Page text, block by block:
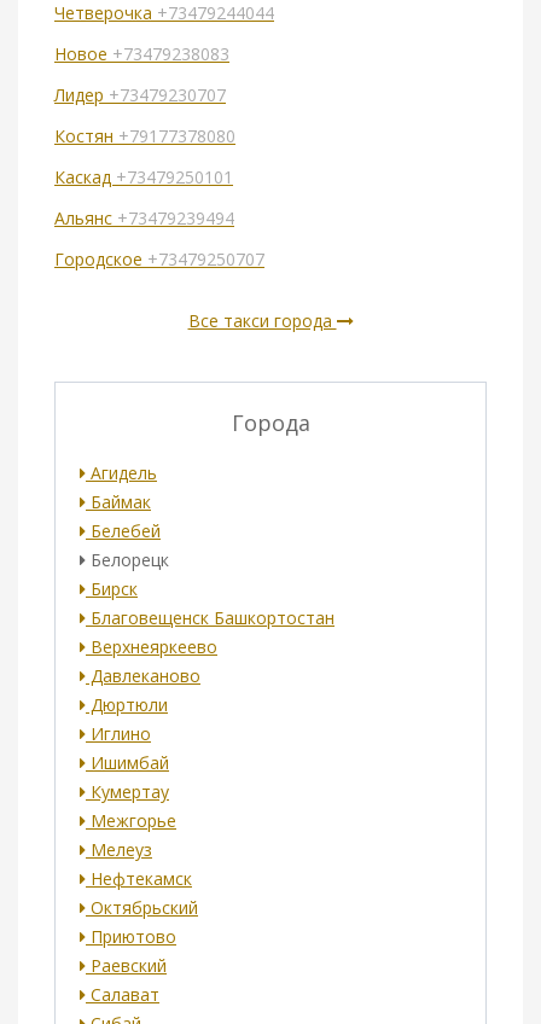
Четверочка +73479244044
Новое +73479238083
Лидер +73479230707
Костян +79177378080
Каскад +73479250101
Альянс +73479239494
Городское +73479250707
Все такси города
Города
Агидель
Баймак
Белебей
Белорецк
Бирск
Благовещенск Башкортостан
Верхнеяркеево
Давлеканово
Дюртюли
Иглино
Ишимбай
Кумертау
Межгорье
Мелеуз
Нефтекамск
Октябрьский
Приютово
Раевский
Салават